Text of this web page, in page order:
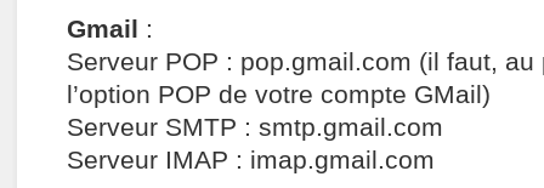
Gmail :
Serveur POP : pop.gmail.com (il faut,
l’option POP de votre compte GMail)
Serveur SMTP : smtp.gmail.com
Serveur IMAP : imap.gmail.com